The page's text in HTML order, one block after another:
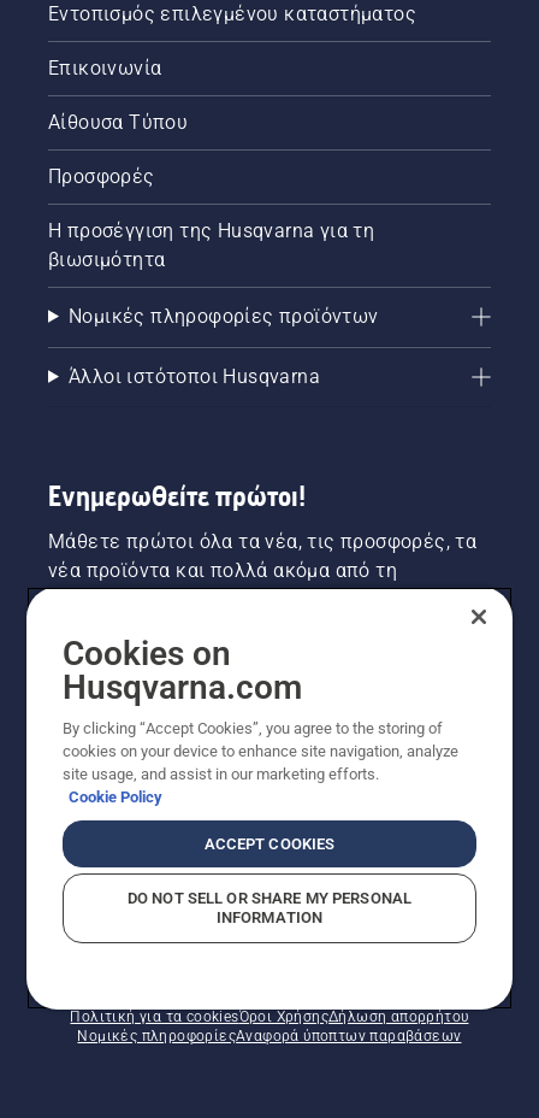
επένδυση.
Ο
αλυσοπρίονου
Bill
εργάζονται
πιο
έξυπνα -
τεχνικές
με
μεγαλύτερη
ασφάλεια
και
εργονομία.
Εντοπισμός επιλεγμένου καταστήματος
Επικοινωνία
Αίθουσα Τύπου
Προσφορές
Η προσέγγιση της Husqvarna για τη
βιωσιμότητα
Νομικές πληροφορίες προϊόντων
Άλλοι ιστότοποι Husqvarna
Ενημερωθείτε πρώτοι!
Μάθετε πρώτοι όλα τα νέα, τις προσφορές, τα
νέα προϊόντα και πολλά ακόμα από τη
ΕΓΓΡΑΦΉ ΣΤΟ ΕΝΗΜΕΡΩΤΙΚΌ ΔΕΛΤΊΟ
© Husqvarna AB (δημοσ.) Με την επιφύλαξη παντός
Πολιτική για τα cookiesΌροι ΧρήσηςΔήλωση απορρήτου
Νομικές πληροφορίεςΑναφορά ύποπτων παραβάσεων
Cookies on
Husqvarna.com
By clicking “Accept Cookies”, you agree to the storing of
cookies on your device to enhance site navigation, analyze
site usage, and assist in our marketing efforts.
Cookie Policy
ACCEPT COOKIES
DO NOT SELL OR SHARE MY PERSONAL
INFORMATION